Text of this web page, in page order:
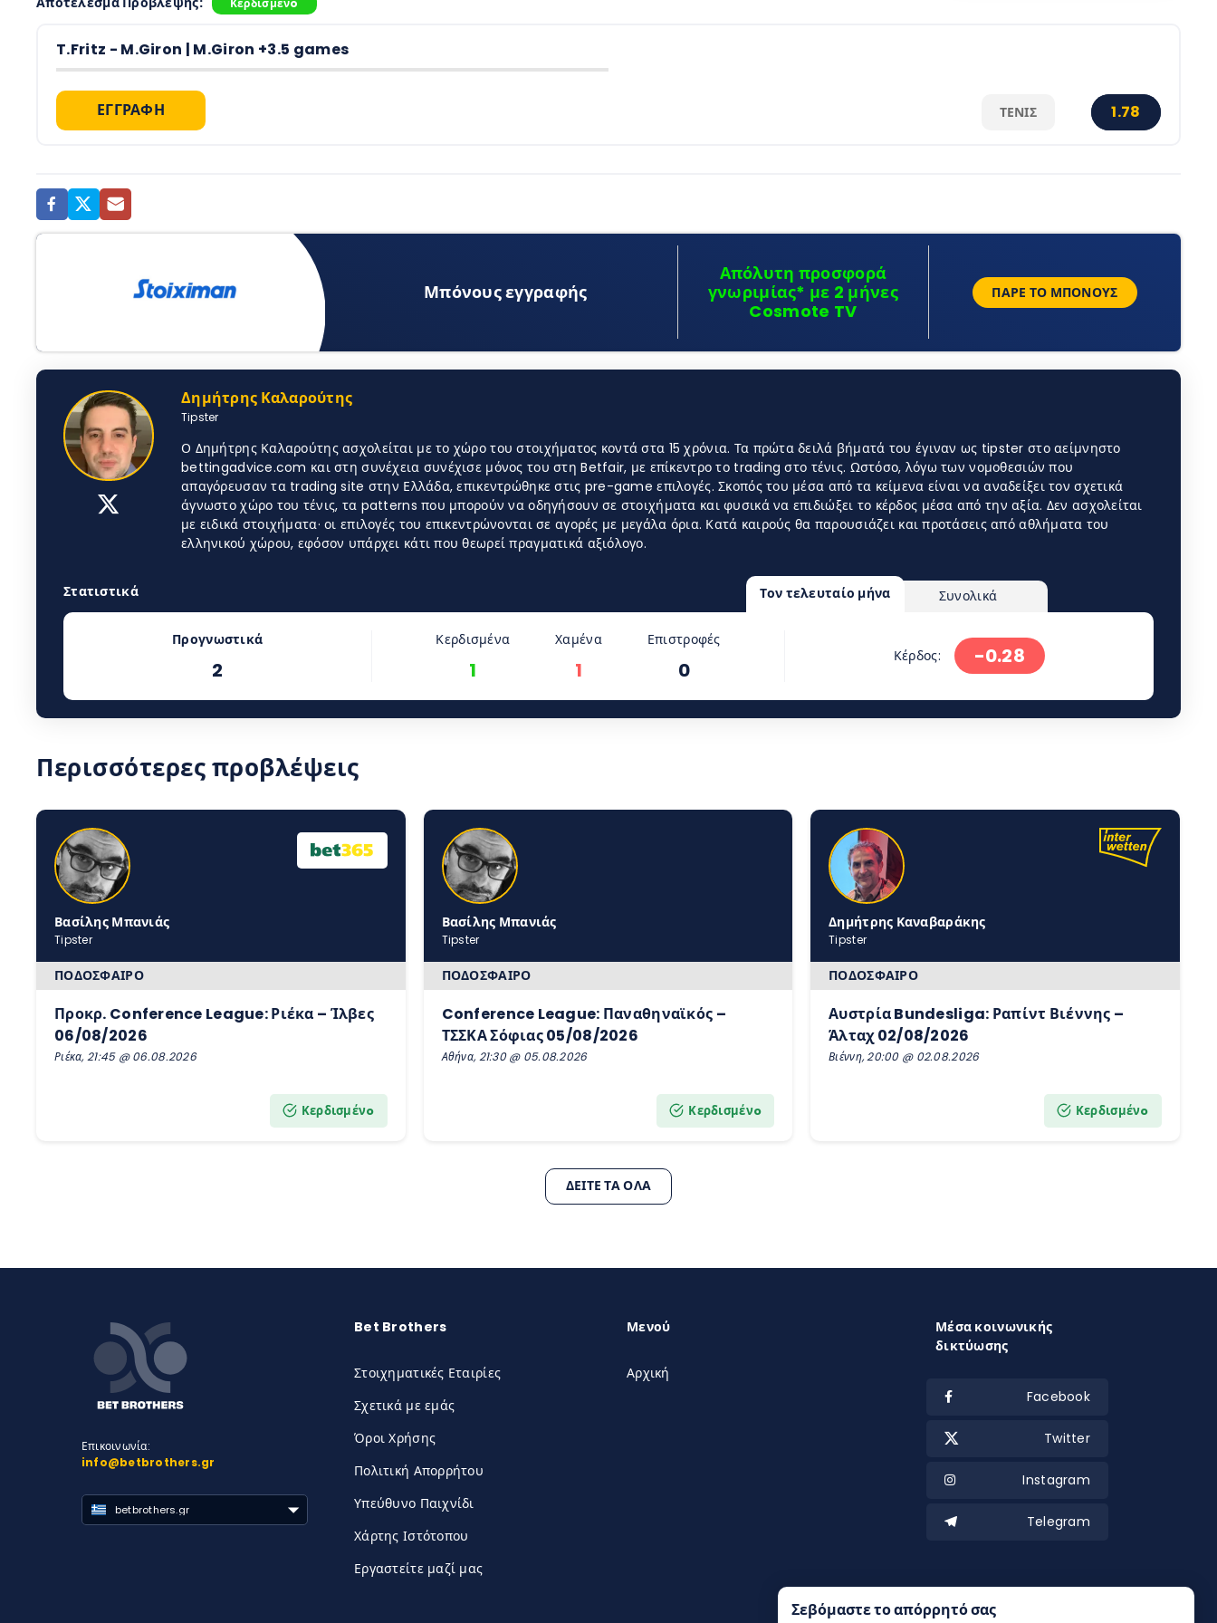
T.Fritz - M.Giron | M.Giron +3.5 games
ΕΓΓΡΑΦΗ ΤΈΝΙΣ 1.78
Μπόνους εγγραφής
Απόλυτη προσφορά
γνωριμίας* με 2 μήνες
Cosmote TV
ΠΆΡΕ ΤΟ ΜΠΌΝΟΥΣ
Δημήτρης Καλαρούτης
Tipster
Ο Δημήτρης Καλαρούτης ασχολείται με το χώρο του στοιχήματος κοντά στα 15 χρόνια. Τα πρώτα δειλά βήματά του έγιναν ως tipster στο αείμνηστο
bettingadvice.com και στη συνέχεια συνέχισε μόνος του στη Betfair, με επίκεντρο το trading στο τένις. Ωστόσο, λόγω των νομοθεσιών που
απαγόρευσαν τα trading site στην Ελλάδα, επικεντρώθηκε στις pre-game επιλογές. Σκοπός του μέσα από τα κείμενα είναι να αναδείξει τον σχετικά
άγνωστο χώρο του τένις, τα patterns που μπορούν να οδηγήσουν σε στοιχήματα και φυσικά να επιδιώξει το κέρδος μέσα από την αξία. Δεν ασχολείται
με ειδικά στοιχήματα· οι επιλογές του επικεντρώνονται σε αγορές με μεγάλα όρια. Κατά καιρούς θα παρουσιάζει και προτάσεις από αθλήματα του
ελληνικού χώρου, εφόσον υπάρχει κάτι που θεωρεί πραγματικά αξιόλογο.
Στατιστικά Τον τελευταίο μήνα Συνολικά
Προγνωστικά
2
Κερδισμένα
1
Χαμένα
1
Επιστροφές
0
Κέρδος: -0.28
Περισσότερες προβλέψεις
Βασίλης Μπανιάς
Tipster
ΠΟΔΌΣΦΑΙΡΟ
Προκρ. Conference League: Ριέκα – Ίλβες
06/08/2026
Ριέκα, 21:45 @ 06.08.2026
Κερδισμένo
Βασίλης Μπανιάς
Tipster
ΠΟΔΌΣΦΑΙΡΟ
Conference League: Παναθηναϊκός –
ΤΣΣΚΑ Σόφιας 05/08/2026
Αθήνα, 21:30 @ 05.08.2026
Κερδισμένo
Δημήτρης Καναβαράκης
Tipster
ΠΟΔΌΣΦΑΙΡΟ
Αυστρία Bundesliga: Ραπίντ Βιέννης –
Άλταχ 02/08/2026
Βιέννη, 20:00 @ 02.08.2026
Κερδισμένo
ΔΕΊΤΕ ΤΑ ΌΛΑ
Επικοινωνία:
info@betbrothers.gr
betbrothers.gr
Bet Brothers
Στοιχηματικές Εταιρίες
Σχετικά με εμάς
Όροι Χρήσης
Πολιτική Απορρήτου
Υπεύθυνο Παιχνίδι
Χάρτης Ιστότοπου
Εργαστείτε μαζί μας
Μενού
Αρχική
Μέσα κοινωνικής
δικτύωσης
Facebook
Twitter
Instagram
Telegram
Σεβόμαστε το απόρρητό σας